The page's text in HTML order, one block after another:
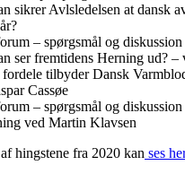
sikrer Avlsledelsen at dansk
– spørgsmål og diskussion
ser fremtidens Herning ud? –
tilbyder Dansk
Cassøe
– spørgsmål og diskussion
ved Martin Klavsen
hingstene fra 2020 kan ses